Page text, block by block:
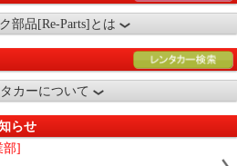
部品[Re-Parts]とは
カーについて
らせ
部]